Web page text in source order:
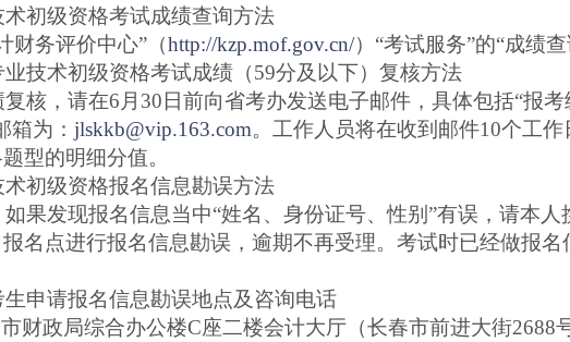
级资格考试成绩查询方法
务评价中心”（http://kzp.mof.gov.cn/）“考试服务”的“成绩
术初级资格考试成绩（59分及以下）复核方法
，请在6月30日前向省考办发送电子邮件，具体包括“报考
箱为： jlskkb@vip.163.com。工作人员将在收到邮件10个工
型的明细分值。
级资格报名信息勘误方法
发现报名信息当中“姓名、身份证号、性别”有误，请本人
名点进行报名信息勘误，逾期不再受理。考试时已经做报
请报名信息勘误地点及咨询电话
政局综合办公楼C座二楼会计大厅（长春市前进大街2688号